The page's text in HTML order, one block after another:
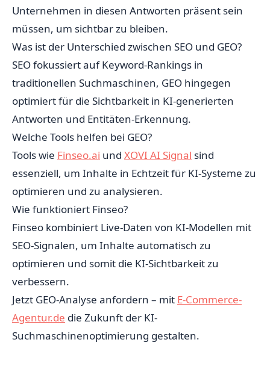
Unternehmen in diesen Antworten präsent sein
müssen, um sichtbar zu bleiben.
Was ist der Unterschied zwischen SEO und GEO?
SEO fokussiert auf Keyword-Rankings in
traditionellen Suchmaschinen, GEO hingegen
optimiert für die Sichtbarkeit in KI-generierten
Antworten und Entitäten-Erkennung.
Welche Tools helfen bei GEO?
Tools wie Finseo.ai und XOVI AI Signal sind
essenziell, um Inhalte in Echtzeit für KI-Systeme zu
optimieren und zu analysieren.
Wie funktioniert Finseo?
Finseo kombiniert Live-Daten von KI-Modellen mit
SEO-Signalen, um Inhalte automatisch zu
optimieren und somit die KI-Sichtbarkeit zu
verbessern.
Jetzt GEO-Analyse anfordern – mit E-Commerce-
Agentur.de die Zukunft der KI-
Suchmaschinenoptimierung gestalten.